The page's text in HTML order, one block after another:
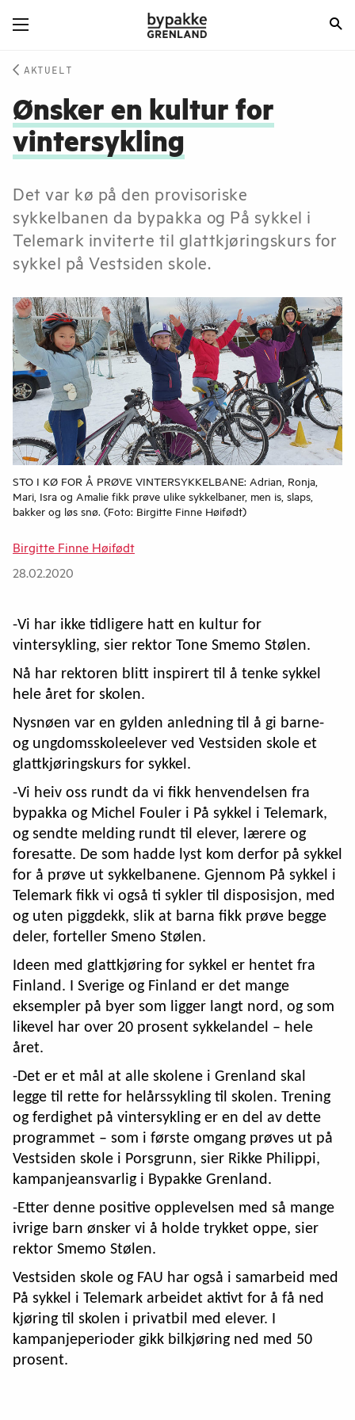
AKTUELT
Ønsker en kultur for
vintersykling
Det var kø på den provisoriske
sykkelbanen da bypakka og På sykkel i
Telemark inviterte til glattkjøringskurs for
sykkel på Vestsiden skole.
STO I KØ FOR Å PRØVE VINTERSYKKELBANE: Adrian, Ronja,
Mari, Isra og Amalie fikk prøve ulike sykkelbaner, men is, slaps,
bakker og løs snø. (Foto: Birgitte Finne Høifødt)
Birgitte Finne Høifødt
28.02.2020
-Vi har ikke tidligere hatt en kultur for
vintersykling, sier rektor Tone Smemo Stølen.
Nå har rektoren blitt inspirert til å tenke sykkel
hele året for skolen.
Nysnøen var en gylden anledning til å gi barne-
og ungdomsskoleelever ved Vestsiden skole et
glattkjøringskurs for sykkel.
-Vi heiv oss rundt da vi fikk henvendelsen fra
bypakka og Michel Fouler i På sykkel i Telemark,
og sendte melding rundt til elever, lærere og
foresatte. De som hadde lyst kom derfor på sykkel
for å prøve ut sykkelbanene. Gjennom På sykkel i
Telemark fikk vi også ti sykler til disposisjon, med
og uten piggdekk, slik at barna fikk prøve begge
deler, forteller Smeno Stølen.
Ideen med glattkjøring for sykkel er hentet fra
Finland. I Sverige og Finland er det mange
eksempler på byer som ligger langt nord, og som
likevel har over 20 prosent sykkelandel – hele
året.
-Det er et mål at alle skolene i Grenland skal
legge til rette for helårssykling til skolen. Trening
og ferdighet på vintersykling er en del av dette
programmet – som i første omgang prøves ut på
Vestsiden skole i Porsgrunn, sier Rikke Philippi,
kampanjeansvarlig i Bypakke Grenland.
-Etter denne positive opplevelsen med så mange
ivrige barn ønsker vi å holde trykket oppe, sier
rektor Smemo Stølen.
Vestsiden skole og FAU har også i samarbeid med
På sykkel i Telemark arbeidet aktivt for å få ned
kjøring til skolen i privatbil med elever. I
kampanjeperioder gikk bilkjøring ned med 50
prosent.